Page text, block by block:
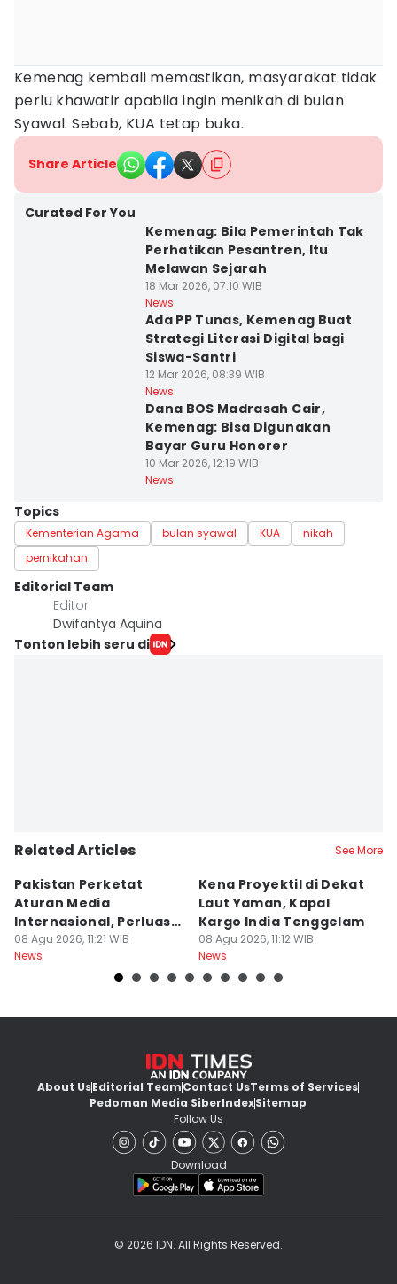
Kemenag kembali memastikan, masyarakat tidak
perlu khawatir apabila ingin menikah di bulan
Syawal. Sebab, KUA tetap buka.
Share Article
Curated For You
Kemenag: Bila Pemerintah Tak
Perhatikan Pesantren, Itu
Melawan Sejarah
18 Mar 2026, 07:10 WIB
News
Ada PP Tunas, Kemenag Buat
Strategi Literasi Digital bagi
Siswa-Santri
12 Mar 2026, 08:39 WIB
News
Dana BOS Madrasah Cair,
Kemenag: Bisa Digunakan
Bayar Guru Honorer
10 Mar 2026, 12:19 WIB
News
Topics
Kementerian Agama bulan syawal KUA
nikah
pernikahan
Editorial Team
Editor
Dwifantya Aquina
Tonton lebih seru di
Related Articles See More
Pakistan Perketat
Aturan Media
Internasional, Perluas
Pengawasan
08 Agu 2026, 11:21 WIB
News
Kena Proyektil di Dekat
Laut Yaman, Kapal
Kargo India Tenggelam
08 Agu 2026, 11:12 WIB
News
About UsEditorial TeamContact UsTerms of Services
Pedoman Media SiberIndexSitemap
Follow Us
Download
© 2026 IDN. All Rights Reserved.